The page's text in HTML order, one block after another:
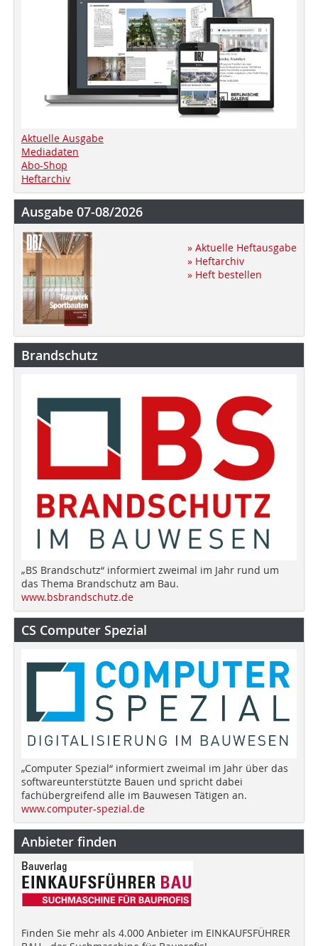
Aktuelle Ausgabe
Mediadaten
Abo-Shop
Heftarchiv
Ausgabe 07-08/2026
» Aktuelle Heftausgabe
» Heftarchiv
» Heft bestellen
Brandschutz
„BS Brandschutz“ informiert zweimal im Jahr rund um
das Thema Brandschutz am Bau.
www.bsbrandschutz.de
CS Computer Spezial
„Computer Spezial“ informiert zweimal im Jahr über das
softwareunterstützte Bauen und spricht dabei
fachübergreifend alle im Bauwesen Tätigen an.
www.computer-spezial.de
Anbieter finden
Finden Sie mehr als 4.000 Anbieter im EINKAUFSFÜHRER